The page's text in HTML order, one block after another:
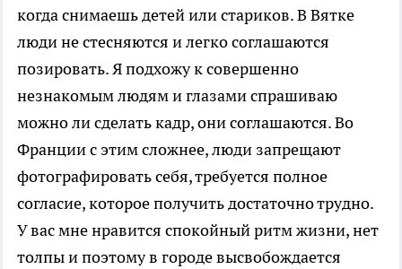
когда снимаешь детей или стариков. В Вятке
люди не стесняются и легко соглашаются
позировать. Я подхожу к совершенно
незнакомым людям и глазами спрашиваю
можно ли сделать кадр, они соглашаются. Во
Франции с этим сложнее, люди запрещают
фотографировать себя, требуется полное
согласие, которое получить достаточно трудно.
У вас мне нравится спокойный ритм жизни, нет
толпы и поэтому в городе высвобождается